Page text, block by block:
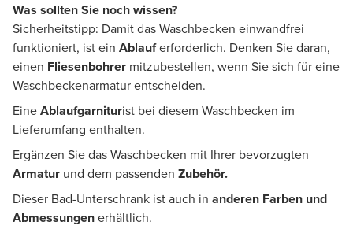
Was sollten Sie noch wissen?
Sicherheitstipp: Damit das Waschbecken einwandfrei
funktioniert, ist ein Ablauferforderlich. Denken Sie daran,
einen Fliesenbohrer mitzubestellen, wenn Sie sich für eine
Waschbeckenarmatur entscheiden.
EineAblaufgarniturist bei diesem Waschbecken im
Lieferumfang enthalten.
Ergänzen Sie das Waschbecken mit Ihrer bevorzugten
Armatur und dem passenden Zubehör.
Dieser Bad-Unterschrank ist auch in anderen Farben und
Abmessungenerhältlich.